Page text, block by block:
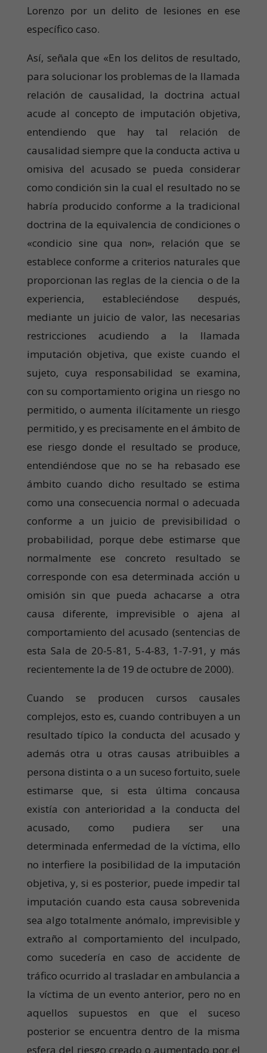
Lorenzo por un delito de lesiones en ese
específico caso.
Así, señala que «En los delitos de resultado,
para solucionar los problemas de la llamada
relación de causalidad, la doctrina actual
acude al concepto de imputación objetiva,
entendiendo que hay tal relación de
causalidad siempre que la conducta activa u
omisiva del acusado se pueda considerar
como condición sin la cual el resultado no se
habría producido conforme a la tradicional
doctrina de la equivalencia de condiciones o
«condicio sine qua non», relación que se
establece conforme a criterios naturales que
proporcionan las reglas de la ciencia o de la
experiencia, estableciéndose después,
mediante un juicio de valor, las necesarias
restricciones acudiendo a la llamada
imputación objetiva, que existe cuando el
sujeto, cuya responsabilidad se examina,
con su comportamiento origina un riesgo no
permitido, o aumenta ilícitamente un riesgo
permitido, y es precisamente en el ámbito de
ese riesgo donde el resultado se produce,
entendiéndose que no se ha rebasado ese
ámbito cuando dicho resultado se estima
como una consecuencia normal o adecuada
conforme a un juicio de previsibilidad o
probabilidad, porque debe estimarse que
normalmente ese concreto resultado se
corresponde con esa determinada acción u
omisión sin que pueda achacarse a otra
causa diferente, imprevisible o ajena al
comportamiento del acusado (sentencias de
esta Sala de 20-5-81, 5-4-83, 1-7-91, y más
recientemente la de 19 de octubre de 2000).
Cuando se producen cursos causales
complejos, esto es, cuando contribuyen a un
resultado típico la conducta del acusado y
además otra u otras causas atribuibles a
persona distinta o a un suceso fortuito, suele
estimarse que, si esta última concausa
existía con anterioridad a la conducta del
acusado, como pudiera ser una
determinada enfermedad de la víctima, ello
no interfiere la posibilidad de la imputación
objetiva, y, si es posterior, puede impedir tal
imputación cuando esta causa sobrevenida
sea algo totalmente anómalo, imprevisible y
extraño al comportamiento del inculpado,
como sucedería en caso de accidente de
tráfico ocurrido al trasladar en ambulancia a
la víctima de un evento anterior, pero no en
aquellos supuestos en que el suceso
posterior se encuentra dentro de la misma
esfera del riesgo creado o aumentado por el